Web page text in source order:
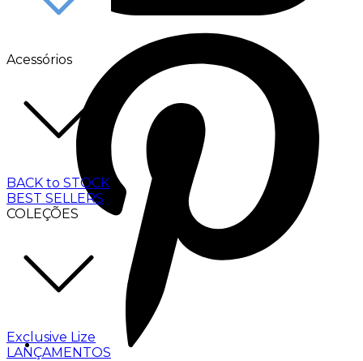
Acessórios
BACK to STOCK
BEST SELLERS
COLEÇÕES
Exclusive Lize
LANÇAMENTOS